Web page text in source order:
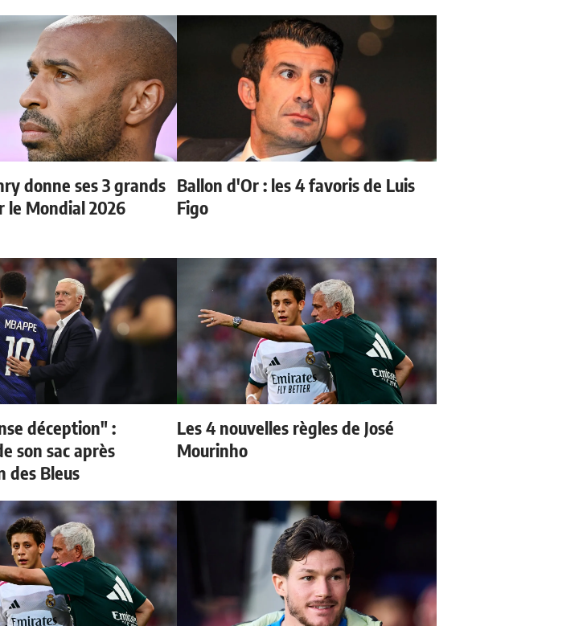
donne ses 3 grands
le Mondial 2026
Ballon d'Or : les 4 favoris de Luis
Figo
déception" :
son sac après
des Bleus
Les 4 nouvelles règles de José
Mourinho